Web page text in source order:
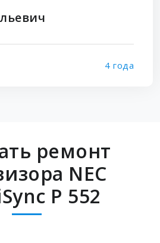
4 года
ремонт
NEC
P 552